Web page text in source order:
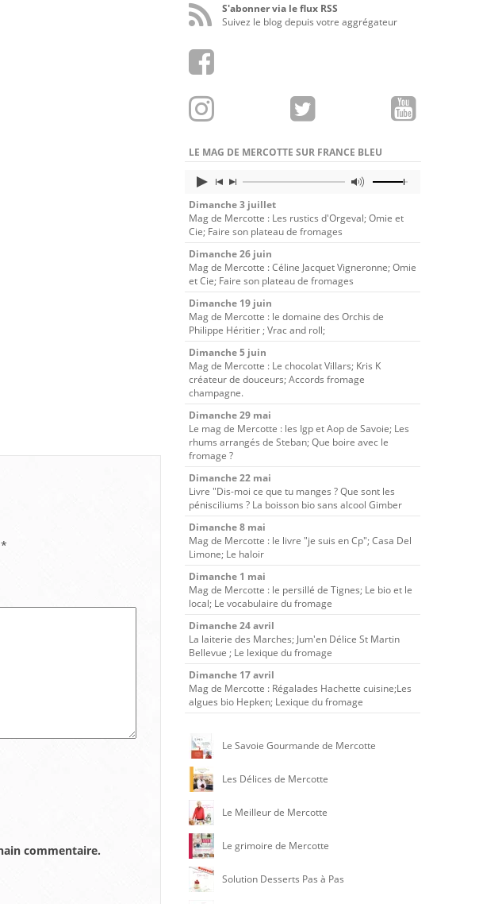
*
commentaire.
S'abonner via le flux RSS
Suivez le blog depuis votre aggrégateur
LE MAG DE MERCOTTE SUR FRANCE BLEU
Dimanche 3 juillet
Mag de Mercotte : Les rustics d'Orgeval; Omie et
Cie; Faire son plateau de fromages
Dimanche 26 juin
Mag de Mercotte : Céline Jacquet Vigneronne; Omie
et Cie; Faire son plateau de fromages
Dimanche 19 juin
Mag de Mercotte : le domaine des Orchis de
Philippe Héritier ; Vrac and roll;
Dimanche 5 juin
Mag de Mercotte : Le chocolat Villars; Kris K
créateur de douceurs; Accords fromage
champagne.
Dimanche 29 mai
Le mag de Mercotte : les Igp et Aop de Savoie; Les
rhums arrangés de Steban; Que boire avec le
fromage ?
Dimanche 22 mai
Livre "Dis-moi ce que tu manges ? Que sont les
pénisciliums ? La boisson bio sans alcool Gimber
Dimanche 8 mai
Mag de Mercotte : le livre "je suis en Cp"; Casa Del
Limone; Le haloir
Dimanche 1 mai
Mag de Mercotte : le persillé de Tignes; Le bio et le
local; Le vocabulaire du fromage
Dimanche 24 avril
La laiterie des Marches; Jum'en Délice St Martin
Bellevue ; Le lexique du fromage
Dimanche 17 avril
Mag de Mercotte : Régalades Hachette cuisine;Les
algues bio Hepken; Lexique du fromage
Le Savoie Gourmande de Mercotte
Les Délices de Mercotte
Le Meilleur de Mercotte
Le grimoire de Mercotte
Solution Desserts Pas à Pas